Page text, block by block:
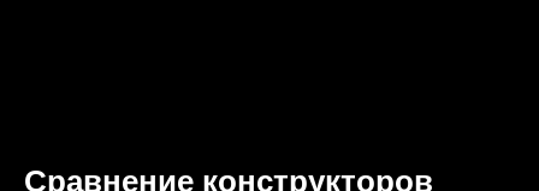
Сравнение конструкторов